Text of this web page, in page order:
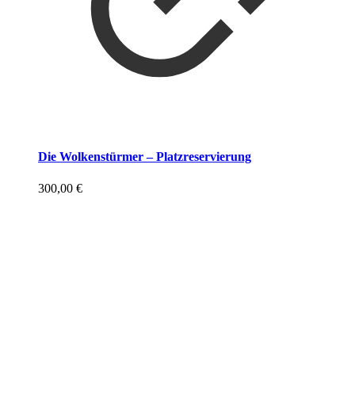
Die Wolkenstürmer – Platzreservierung
300,00 €